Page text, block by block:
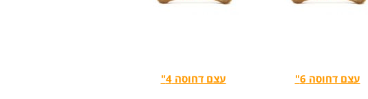
עצם דחוסה 6" עצם דחוסה 4"